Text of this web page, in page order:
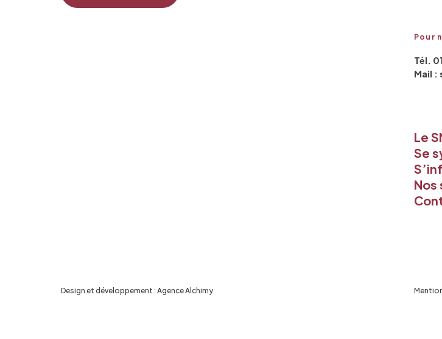
Pour
Tél.
Mail :
Le
Se
Nos
Design et développement : Agence Alchimy